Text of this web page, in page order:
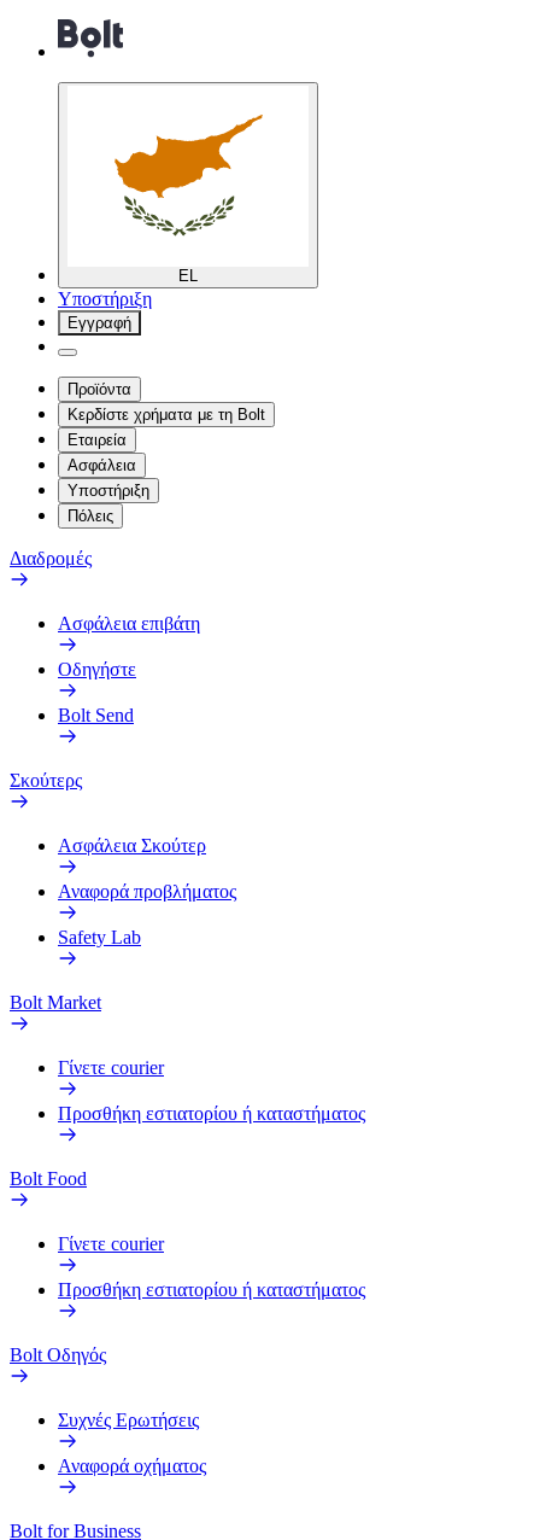
EL
Υποστήριξη
Εγγραφή
Προϊόντα
Κερδίστε χρήματα με τη Bolt
Εταιρεία
Ασφάλεια
Υποστήριξη
Πόλεις
Διαδρομές
Ασφάλεια επιβάτη
Οδηγήστε
Bolt Send
Σκούτερς
Ασφάλεια Σκούτερ
Αναφορά προβλήματος
Safety Lab
Bolt Market
Γίνετε courier
Προσθήκη εστιατορίου ή καταστήματος
Bolt Food
Γίνετε courier
Προσθήκη εστιατορίου ή καταστήματος
Bolt Οδηγός
Συχνές Ερωτήσεις
Αναφορά οχήματος
Bolt for Business